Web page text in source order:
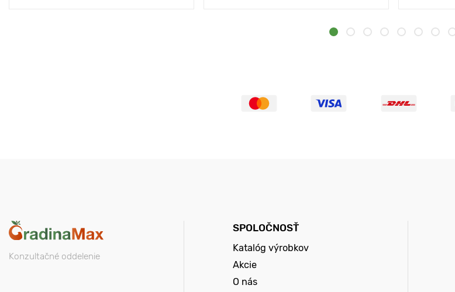
Konzultačné oddelenie
SPOLOČNOSŤ
Katalóg výrobkov
Akcie
O nás